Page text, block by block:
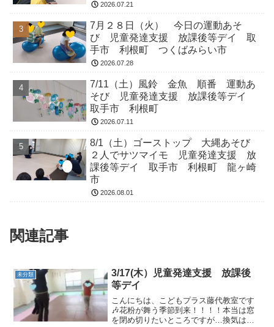
2026.07.21
7月２８日（火） 今日の運動あそ
び 児童発達支援 放課後等デイ 取
手市 利根町 つくばみらい市
2026.07.28
7/11（土）風鈴 金魚 順番 運動あ
そび 児童発達支援 放課後等デイ
取手市 利根町
2026.07.11
8/1（土）ゴーストップ 大縄あそび
２人でサツマイモ 児童発達支援 放
課後等デイ 取手市 利根町 龍ヶ崎
市
2026.08.01
関連記事
未分類
3/17(木）児童発達支援 放課後
等デイ
こんにちは、こどもプラス藤代教室です
🎶花粉が舞う季節到来！！！！本当は窓
を閉め切りたいところですが…換気はこ